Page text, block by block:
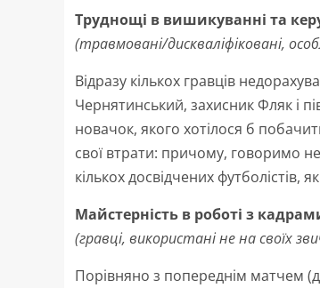
Труднощі в вишикуванні та
(травмовані/дискваліфіковані,
Відразу кількох гравців
Чернятинський, захисник Фляк і
новачок, якого хотілося б
свої втрати: причому, говоримо
кількох досвідчених футболістів,
Майстерність в роботі з
(гравці, використані не на своїх
Порівняно з попереднім матчем